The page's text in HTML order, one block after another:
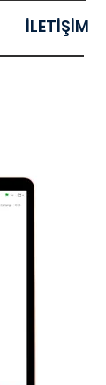
İLETİŞİM